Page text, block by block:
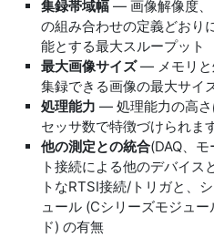
集録帯域幅 ― 画像解像度、
の組み合わせの定義どおり
能とする最大スループット
最大画像サイズ― メモリと
集録できる画像の最大サイ
処理能力 ― 処理能力の高さ
セッサ数で特徴づけられま
他の測定との統合(DAQ、
ト接続による他のデバイス
トなRTSI接続/トリガと、
ュール (Cシリーズモジュ
ド) の有無